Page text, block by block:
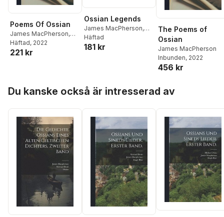
Poems Of Ossian
James MacPherson,
Edmund Von Harold
Häftad, 2022
221 kr
Ossian Legends
James MacPherson,
Sasha Newborn
Häftad
181 kr
The Poems of
Ossian
James MacPherson
Inbunden, 2022
456 kr
Du kanske också är intresserad av